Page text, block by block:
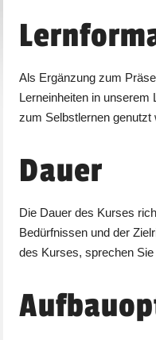
Als Ergänzung zum
Lerneinheiten in
zum Selbstlernen genutzt
Dauer
Die Dauer des Kurses
Bedürfnissen und der
des Kurses, sprechen